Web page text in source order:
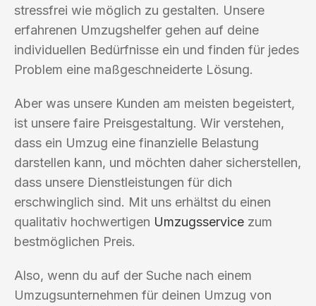
stressfrei wie möglich zu gestalten. Unsere
erfahrenen Umzugshelfer gehen auf deine
individuellen Bedürfnisse ein und finden für jedes
Problem eine maßgeschneiderte Lösung.
Aber was unsere Kunden am meisten begeistert,
ist unsere faire Preisgestaltung. Wir verstehen,
dass ein Umzug eine finanzielle Belastung
darstellen kann, und möchten daher sicherstellen,
dass unsere Dienstleistungen für dich
erschwinglich sind. Mit uns erhältst du einen
qualitativ hochwertigen Umzugsservice zum
bestmöglichen Preis.
Also, wenn du auf der Suche nach einem
Umzugsunternehmen für deinen Umzug von